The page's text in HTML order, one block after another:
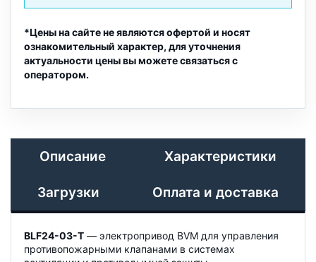
*Цены на сайте не являются офертой и носят
ознакомительный характер, для уточнения
актуальности цены вы можете связаться с
оператором.
Описание Характеристики
Загрузки Оплата и доставка
BLF24-03-T — электропривод BVM для управления
противопожарными клапанами в системах